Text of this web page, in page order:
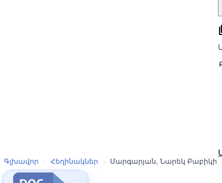
Գլխավոր › Հեղինակներ › Մարգարյան, Նարեկ Բաբիկի